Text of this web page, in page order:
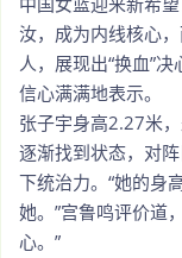
汝，成为内线核心
人，展现出“换血”
信心满满地表示。
张子宇身高2.27米
逐渐找到状态，对
下统治力。“她的身
她。”宫鲁鸣评价道
心。”